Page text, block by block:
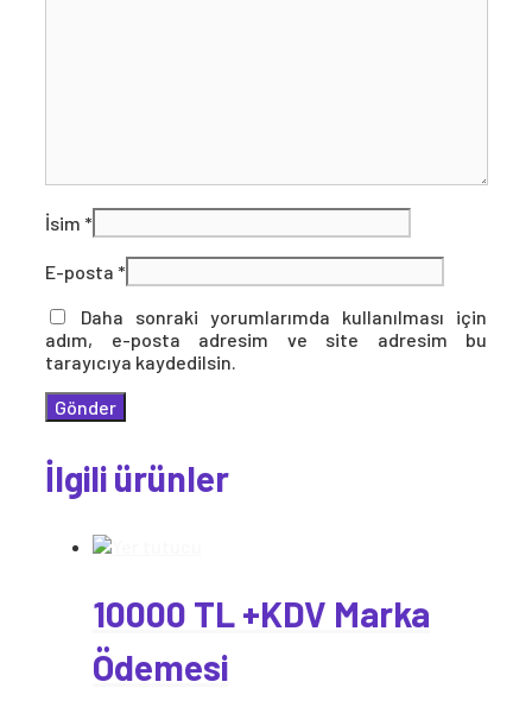
İsim *
E-posta *
Daha sonraki yorumlarımda kullanılması için
adım, e-posta adresim ve site adresim bu
tarayıcıya kaydedilsin.
İlgili ürünler
10000 TL +KDV Marka
Ödemesi